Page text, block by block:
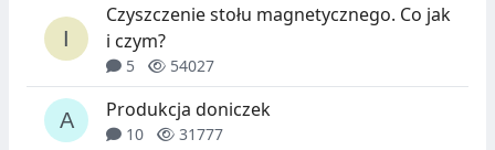
Czyszczenie stołu magnetycznego. Co jak
i czym?
5 54027
Produkcja doniczek
10 31777